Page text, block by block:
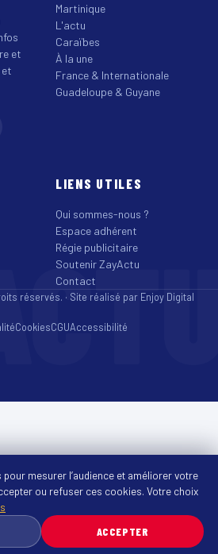
et
et
Martinique
L'actu
Caraïbes
À la une
France & Internationale
Guadeloupe & Guyane
LIENS UTILES
Qui sommes-nous ?
Espace adhérent
Régie publicitaire
Soutenir ZayActu
Contact
réservés. · Site réalisé par Enjoy Digital
CookiesCGUAccessibilité
mesurer l’audience et améliorer votre
ou refuser ces cookies. Votre choix
ACCEPTER